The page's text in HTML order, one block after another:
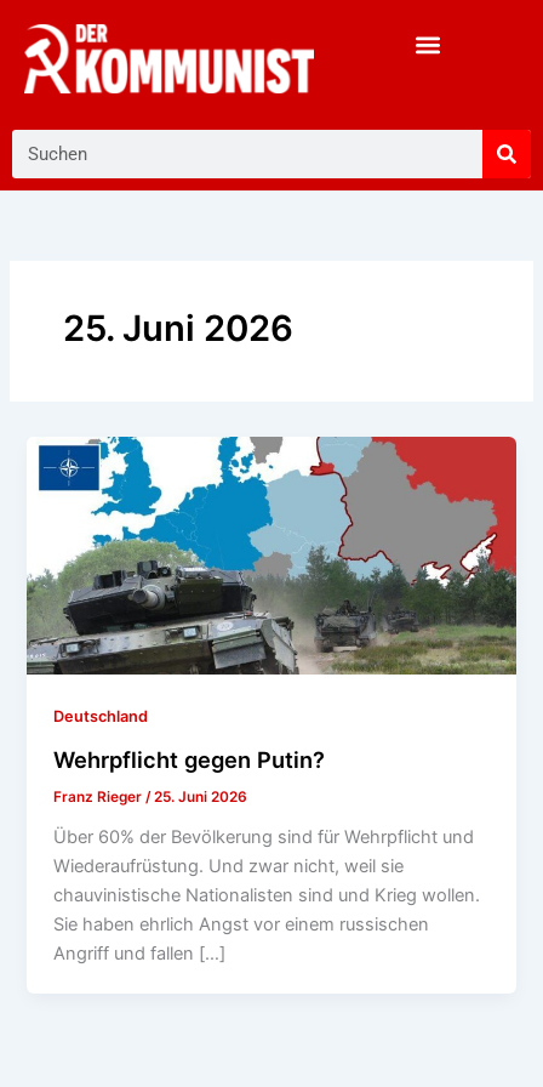
Inhalt
springen
25. Juni 2026
Deutschland
Wehrpflicht gegen Putin?
Franz Rieger /25. Juni 2026
Über 60% der Bevölkerung sind für Wehrpflicht und
Wiederaufrüstung. Und zwar nicht, weil sie
chauvinistische Nationalisten sind und Krieg wollen.
Sie haben ehrlich Angst vor einem russischen
Angriff und fallen […]